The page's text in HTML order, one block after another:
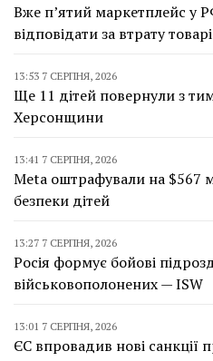
Вже п’ятий маркетплейс у
відповідати за втрату
13:53 7 СЕРПНЯ, 2026
Ще 11 дітей повернули з
Херсонщини
13:41 7 СЕРПНЯ, 2026
Meta оштрафували на $567
безпеки дітей
13:27 7 СЕРПНЯ, 2026
Росія формує бойові
військовополонених — ISW
13:01 7 СЕРПНЯ, 2026
ЄС впровадив нові санкції